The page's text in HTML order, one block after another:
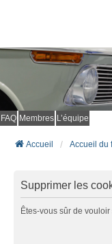
FAQ Membres L’équipe
Accueil Accueil du
Supprimer les
Êtes-vous sûr de